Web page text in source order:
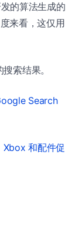
的算法生成的
来看，这仅用
索结果。
Search
和配件促